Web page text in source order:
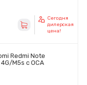
Сегодня
дилерская
цена!
Redmi Note
M5s с OCA